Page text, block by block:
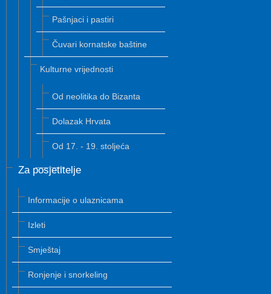
Pašnjaci i pastiri
Čuvari kornatske baštine
Kulturne vrijednosti
Od neolitika do Bizanta
Dolazak Hrvata
Od 17. - 19. stoljeća
Za posjetitelje
Informacije o ulaznicama
Izleti
Smještaj
Ronjenje i snorkeling